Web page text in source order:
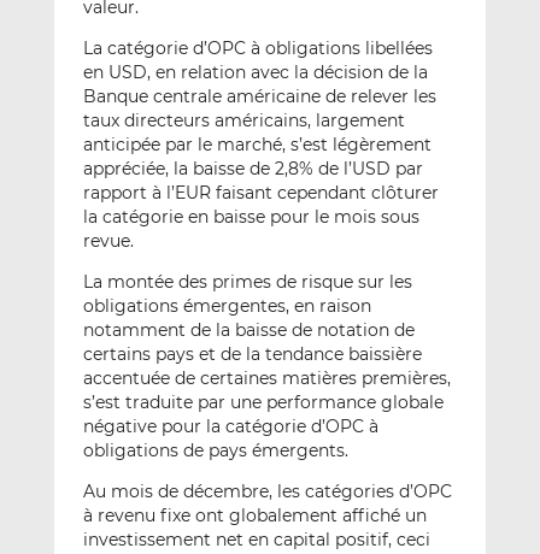
valeur.
La catégorie d’OPC à obligations libellées
en USD, en relation avec la décision de la
Banque centrale américaine de relever les
taux directeurs américains, largement
anticipée par le marché, s’est légèrement
appréciée, la baisse de 2,8% de l’USD par
rapport à l’EUR faisant cependant clôturer
la catégorie en baisse pour le mois sous
revue.
La montée des primes de risque sur les
obligations émergentes, en raison
notamment de la baisse de notation de
certains pays et de la tendance baissière
accentuée de certaines matières premières,
s’est traduite par une performance globale
négative pour la catégorie d’OPC à
obligations de pays émergents.
Au mois de décembre, les catégories d’OPC
à revenu fixe ont globalement affiché un
investissement net en capital positif, ceci